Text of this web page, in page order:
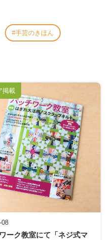
手芸のきほん
08
ーク教室にて「ネジ式マ
掲載